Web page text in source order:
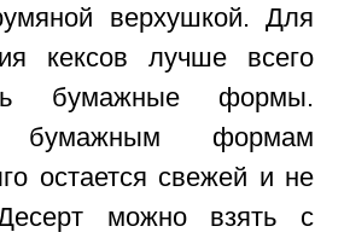
верхушкой. Для
кексов лучше всего
бумажные формы.
бумажным формам
остается свежей и не
Десерт можно взять с